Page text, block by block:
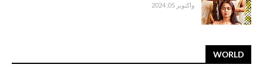
واكتوبر 05, 2024
WORLD